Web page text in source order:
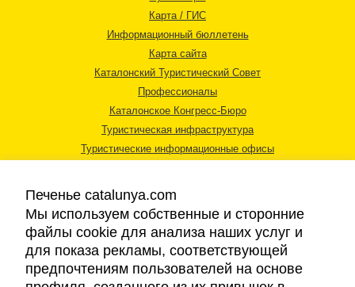
Карта / ГИС
Информационный бюллетень
Карта сайта
Каталонский Туристический Совет
Профессионалы
Каталонское Конгресс-Бюро
Туристическая инфраструктура
Туристические информационные офисы
Правовая информация
Печенье catalunya.com
Мы используем собственные и сторонние
файлы cookie для анализа наших услуг и
для показа рекламы, соответствующей
предпочтениям пользователей на основе